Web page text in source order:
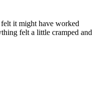
it might have worked
felt a little cramped and